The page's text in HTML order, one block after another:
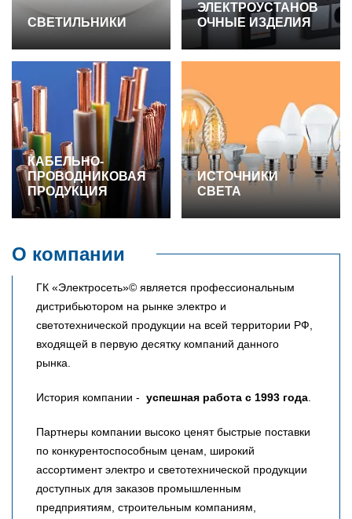
СВЕТИЛЬНИКИ
ЭЛЕКТРОУСТАНОВ
ОЧНЫЕ ИЗДЕЛИЯ
КАБЕЛЬНО-
ПРОВОДНИКОВАЯ
ПРОДУКЦИЯ
ИСТОЧНИКИ
СВЕТА
О компании
ГК «Электросеть»© является профессиональным
дистрибьютором на рынке электро и
светотехнической продукции на всей территории РФ,
входящей в первую десятку компаний данного
рынка.
История компании - успешная работа с 1993 года.
Партнеры компании высоко ценят быстрые поставки
по конкурентоспособным ценам, широкий
ассортимент электро и светотехнической продукции
доступных для заказов промышленным
предприятиям, строительным компаниям,